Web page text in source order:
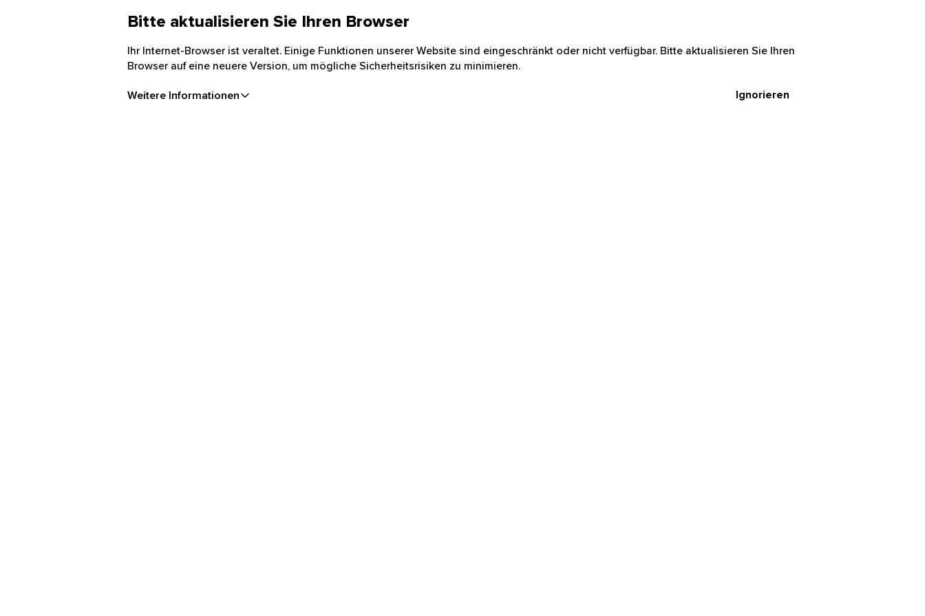
Bitte aktualisieren Sie Ihren Browser
Ihr Internet-Browser ist veraltet. Einige Funktionen unserer Website sind eingeschränkt oder nicht verfügbar. Bitte aktualisieren Sie Ihren
Browser auf eine neuere Version, um mögliche Sicherheitsrisiken zu minimieren.
Weitere Informationen Ignorieren